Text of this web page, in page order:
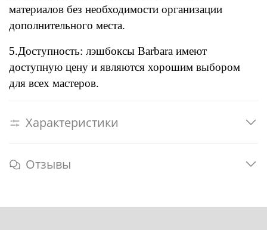
материалов без необходимости организации
дополнительного места.
5.Доступность: лэшбоксы Barbara имеют
доступную цену и являются хорошим выбором
для всех мастеров.
Характеристики
Отзывы